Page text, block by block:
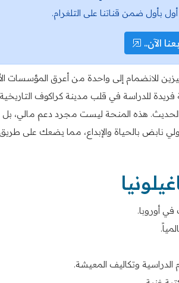
بأول ضمن قناتنا على التلغرام.
الآن..
للانضمام إلى واحدة من أعرق المؤسسات
تقدم المنحة فرصة فريدة للدراسة في قلب مدينة كراكوف
الحديث. هذه المنحة ليست مجرد دعم مالي، بل
نابض بالحياة والإبداع، مما يضعك على طريق
أوروبا.
وتكاليف المعيشة.